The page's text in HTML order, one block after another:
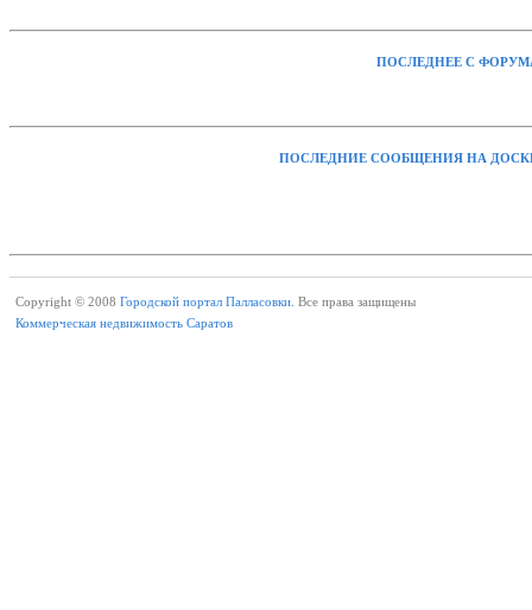
ПОСЛЕДНЕЕ С
ПОСЛЕДНИЕ СООБЩЕНИЯ НА
Copyright © 2008 Городской портал Палласовки. Все права защищены
Коммерческая недвижимость Саратов